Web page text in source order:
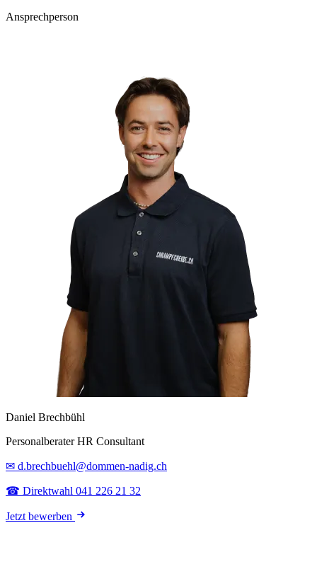
Ansprechperson
Daniel Brechbühl
Personalberater HR Consultant
✉ d.brechbuehl@dommen-nadig.ch
☎ Direktwahl 041 226 21 32
Jetzt bewerben